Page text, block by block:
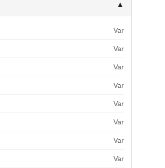
▼
Var
Var
Var
Var
Var
Var
Var
Var